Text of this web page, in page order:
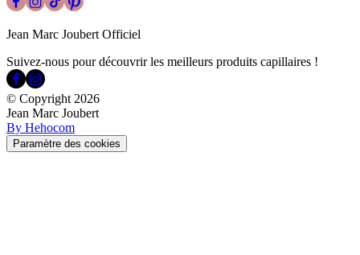
Jean Marc Joubert Officiel
Suivez-nous pour découvrir les meilleurs produits capillaires !
© Copyright2026
Jean Marc Joubert
By Hehocom
Paramètre des cookies